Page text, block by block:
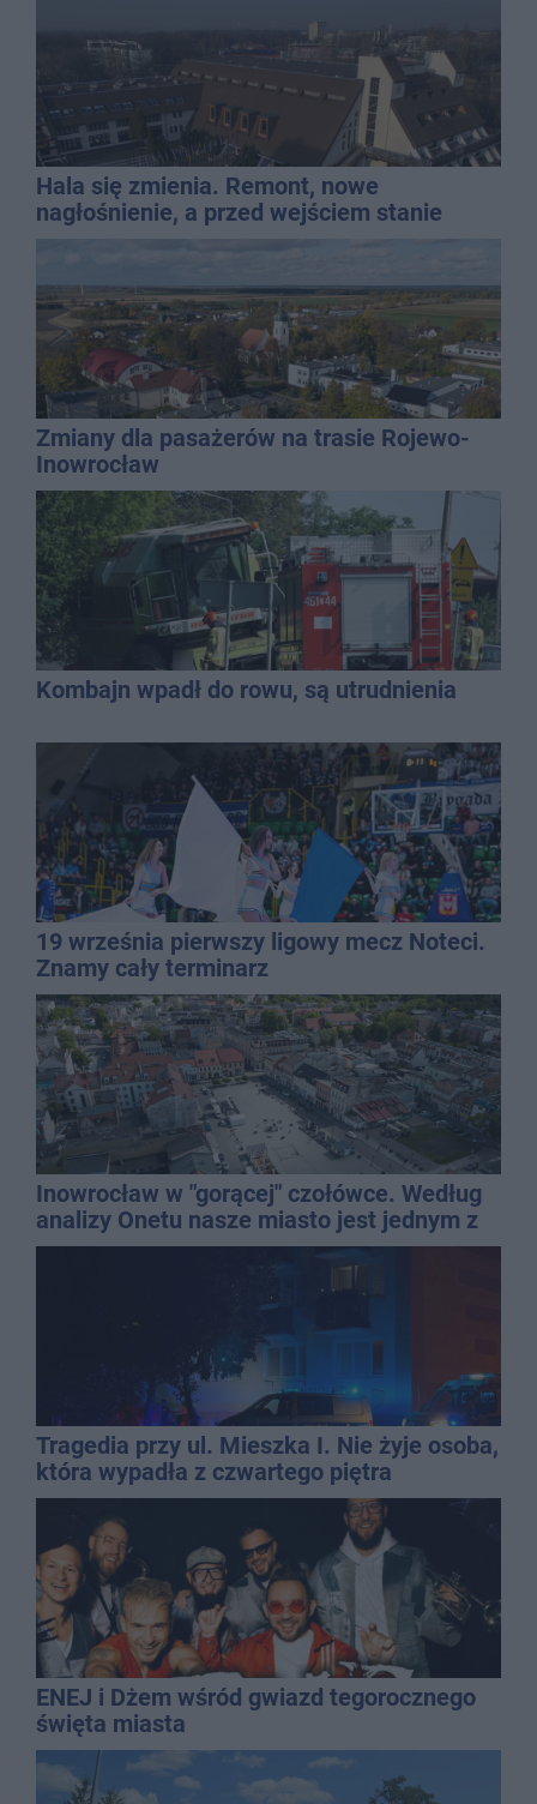
Hala się zmienia. Remont, nowe
nagłośnienie, a przed wejściem stanie
QEMETICA ARENA
Zmiany dla pasażerów na trasie Rojewo-
Inowrocław
Kombajn wpadł do rowu, są utrudnienia
19 września pierwszy ligowy mecz Noteci.
Znamy cały terminarz
Inowrocław w "gorącej" czołówce. Według
analizy Onetu nasze miasto jest jednym z
najbardziej narażonych na upały
Tragedia przy ul. Mieszka I. Nie żyje osoba,
która wypadła z czwartego piętra
ENEJ i Dżem wśród gwiazd tegorocznego
święta miasta